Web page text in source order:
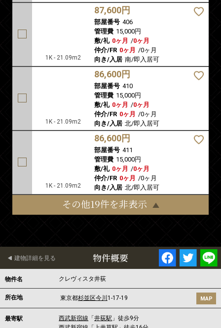
1K - 21.09m2
87,600円
部屋番号 406
管理費 15,000円
敷/礼 0ヶ月 /0ヶ月
仲介/FR 0ヶ月 /0ヶ月
向き/入居 南/即入居可
1K - 21.09m2
86,600円
部屋番号 410
管理費 15,000円
敷/礼 0ヶ月 /0ヶ月
仲介/FR 0ヶ月 /0ヶ月
向き/入居 北/即入居可
1K - 21.09m2
86,600円
部屋番号 411
管理費 15,000円
敷/礼 0ヶ月 /0ヶ月
仲介/FR 0ヶ月 /0ヶ月
向き/入居 北/即入居可
その他19件を非表示
物件概要
建物詳細を見る
物件名 クレヴィスタ井荻
所在地 東京都杉並区今川 1-17-19 MAP
最寄駅 西武新宿線 「井荻駅 」徒歩9分